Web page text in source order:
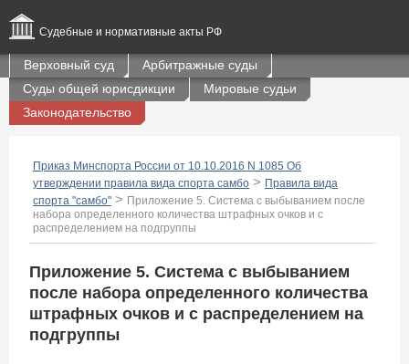
Судебные и нормативные акты РФ
Верховный суд
Арбитражные суды
Суды общей юрисдикции
Мировые судьи
Законодательство
Приказ Минспорта России от 10.10.2016 N 1085 Об
утверждении правила вида спорта самбо > Правила вида
спорта "самбо" > Приложение 5. Система с выбыванием после
набора определенного количества штрафных очков и с
распределением на подгруппы
Приложение 5. Система с выбыванием
после набора определенного количества
штрафных очков и с распределением на
подгруппы